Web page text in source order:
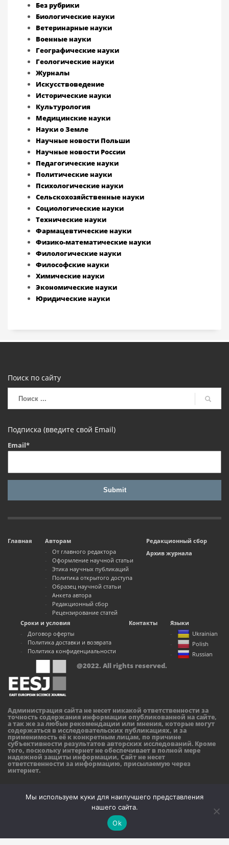
Без рубрики
Биологические науки
Ветеринарные науки
Военные науки
Географические науки
Геологические науки
Журналы
Искусствоведение
Исторические науки
Культурология
Медицинские науки
Науки о Земле
Научные новости Польши
Научные новости России
Педагогические науки
Политические науки
Психологические науки
Сельскохозяйственные науки
Социологические науки
Технические науки
Фармацевтические науки
Физико-математические науки
Филологические науки
Философские науки
Химические науки
Экономические науки
Юридические науки
Поиск по сайту
Подписка (введите свой Email)
Email*
Главная
Авторам
От главного редактора
Оформление научной статьи
Этика научных публикаций
Политика открытого доступа
Образец научной статьи
Анкета автора
Редакционный сбор
Рецензирование статей
Редакционный сбор
Архив журнала
Сроки и условия
Договор оферты
Политика доставки и возврата
Политика конфиденциальности
Контакты
Языки
Ukrainian
Polish
Russian
@2022. All rights reserved.
Администрация сайта не несет никакой ответственности за
точность содержания информации опубликованной на сайте,
а так же за любые рекомендации или мнения, которые могут
содержаться в исследовательских публикациях, и за
применимость её к конкретным лицам, по причине
субъективности результатов авторских исследований. Кроме
того, поскольку интернет не обеспечивает в полной мере
надежной защиты информации, Сайт не несет
ответственности за информацию, присылаемую через
интернет.
Мы используем куки для наилучшего представления
нашего сайта.
Ok